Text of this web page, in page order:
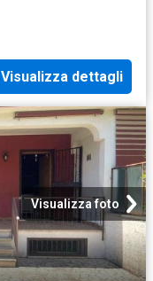
Visualizza dettagli
Visualizza foto